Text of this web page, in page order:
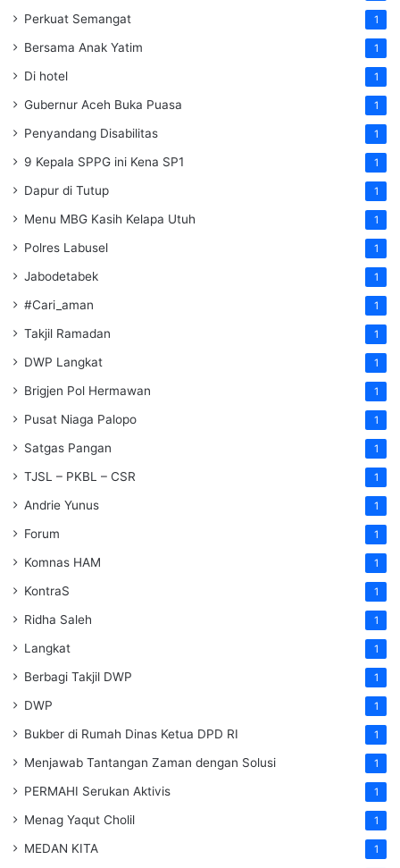
Perkuat Semangat 1
Bersama Anak Yatim 1
Di hotel 1
Gubernur Aceh Buka Puasa 1
Penyandang Disabilitas 1
9 Kepala SPPG ini Kena SP1 1
Dapur di Tutup 1
Menu MBG Kasih Kelapa Utuh 1
Polres Labusel 1
Jabodetabek 1
#Cari_aman 1
Takjil Ramadan 1
DWP Langkat 1
Brigjen Pol Hermawan 1
Pusat Niaga Palopo 1
Satgas Pangan 1
TJSL – PKBL – CSR 1
Andrie Yunus 1
Forum 1
Komnas HAM 1
KontraS 1
Ridha Saleh 1
Langkat 1
Berbagi Takjil DWP 1
DWP 1
Bukber di Rumah Dinas Ketua DPD RI 1
Menjawab Tantangan Zaman dengan Solusi 1
PERMAHI Serukan Aktivis 1
Menag Yaqut Cholil 1
MEDAN KITA 1